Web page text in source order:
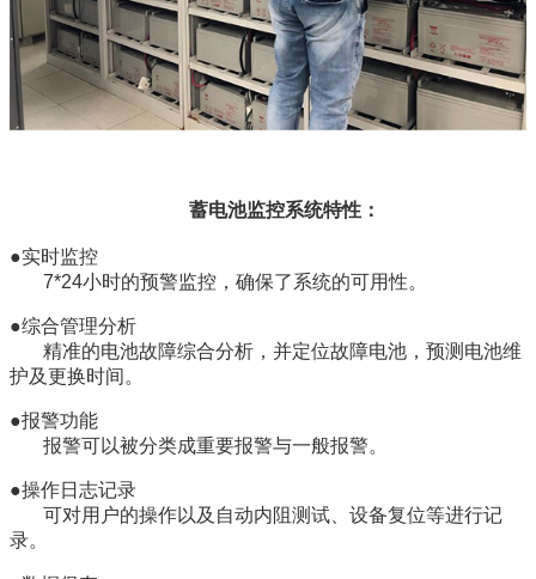
蓄电池监控系统特性：
●实时监控
7*24小时的预警监控，确保了系统的可用性。
●综合管理分析
精准的电池故障综合分析，并定位故障电池，预测电池维
护及更换时间。
●报警功能
报警可以被分类成重要报警与一般报警。
●操作日志记录
可对用户的操作以及自动内阻测试、设备复位等进行记
录。